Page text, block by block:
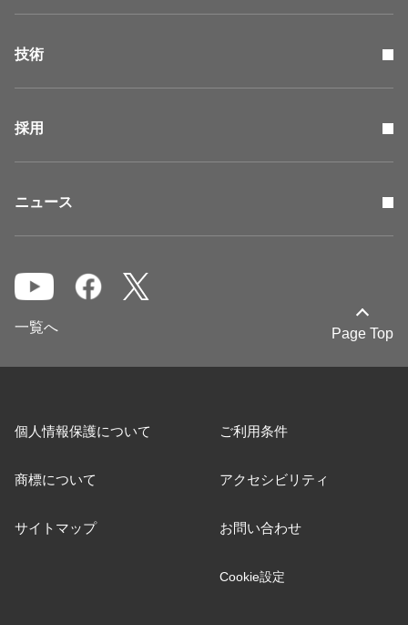
技術
採用
ニュース
Page Top
一覧へ
個人情報保護について ご利用条件
商標について アクセシビリティ
サイトマップ お問い合わせ
Cookie設定